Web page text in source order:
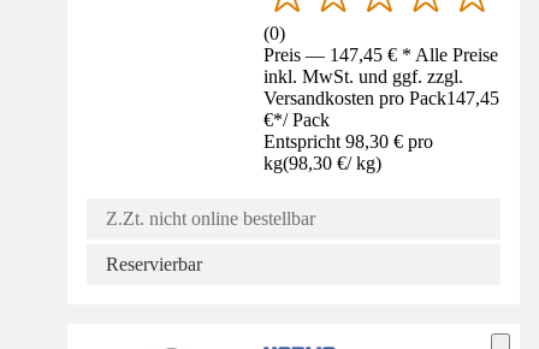
(0)
Preis — 147,45 € * Alle Preise
inkl. MwSt. und ggf. zzgl.
Versandkosten pro Pack147,45
€*/ Pack
Entspricht 98,30 € pro
kg(98,30 €/ kg)
Z.Zt. nicht online bestellbar
Reservierbar